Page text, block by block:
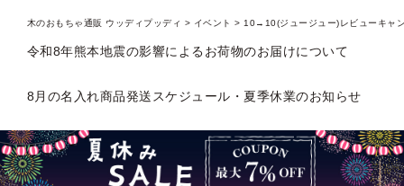
木のおもちゃ通販 ウッディプッディ イベント 10→10(ジュージュー)レビューキャ
令和8年熊本地震の影響によるお荷物のお届けについて
8月の名入れ商品発送スケジュール・夏季休業のお知らせ